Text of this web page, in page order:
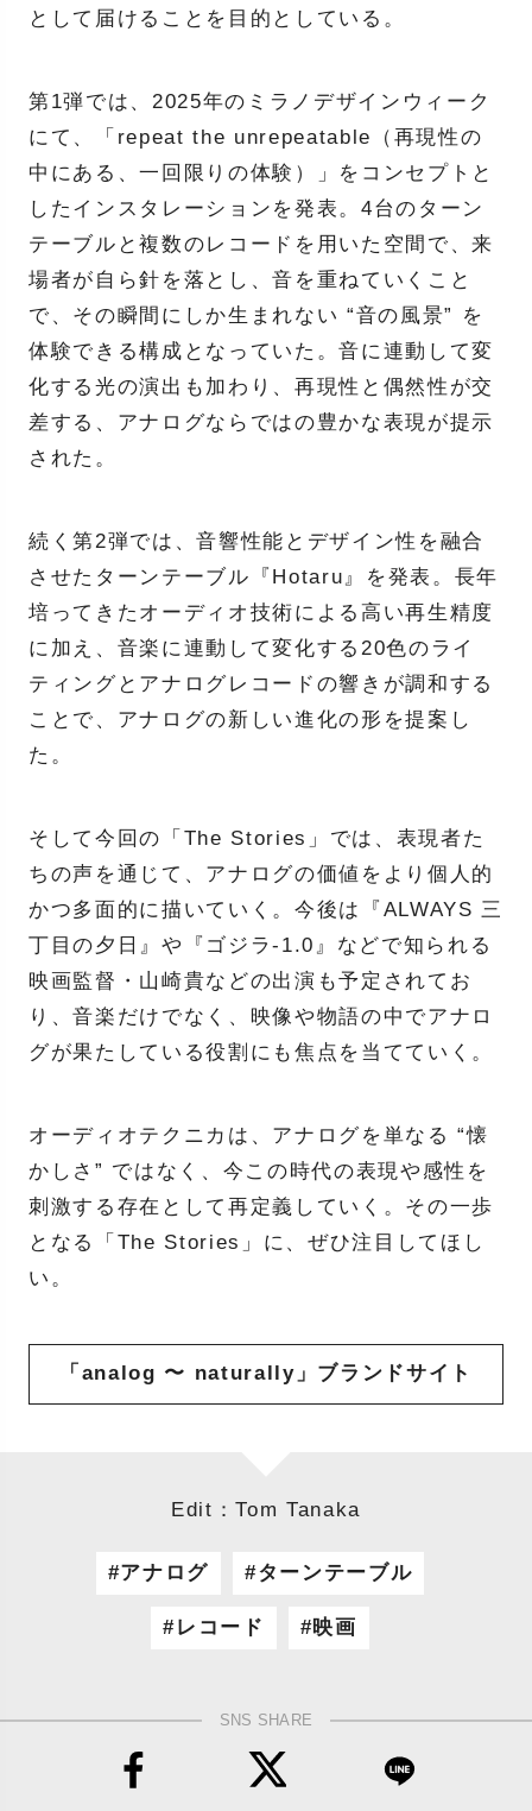
として届けることを目的としている。
第1弾では、2025年のミラノデザインウィーク
にて、「repeat the unrepeatable（再現性の
中にある、一回限りの体験）」をコンセプトと
したインスタレーションを発表。4台のターン
テーブルと複数のレコードを用いた空間で、来
場者が自ら針を落とし、音を重ねていくこと
で、その瞬間にしか生まれない “音の風景” を
体験できる構成となっていた。音に連動して変
化する光の演出も加わり、再現性と偶然性が交
差する、アナログならではの豊かな表現が提示
された。
続く第2弾では、音響性能とデザイン性を融合
させたターンテーブル『Hotaru』を発表。長年
培ってきたオーディオ技術による高い再生精度
に加え、音楽に連動して変化する20色のライ
ティングとアナログレコードの響きが調和する
ことで、アナログの新しい進化の形を提案し
た。
そして今回の「The Stories」では、表現者た
ちの声を通じて、アナログの価値をより個人的
かつ多面的に描いていく。今後は『ALWAYS 三
丁目の夕日』や『ゴジラ-1.0』などで知られる
映画監督・山崎貴などの出演も予定されてお
り、音楽だけでなく、映像や物語の中でアナロ
グが果たしている役割にも焦点を当てていく。
オーディオテクニカは、アナログを単なる “懐
かしさ” ではなく、今この時代の表現や感性を
刺激する存在として再定義していく。その一歩
となる「The Stories」に、ぜひ注目してほし
い。
「analog 〜 naturally」ブランドサイト
Edit：Tom Tanaka
アナログ ターンテーブル
レコード 映画
SNS SHARE